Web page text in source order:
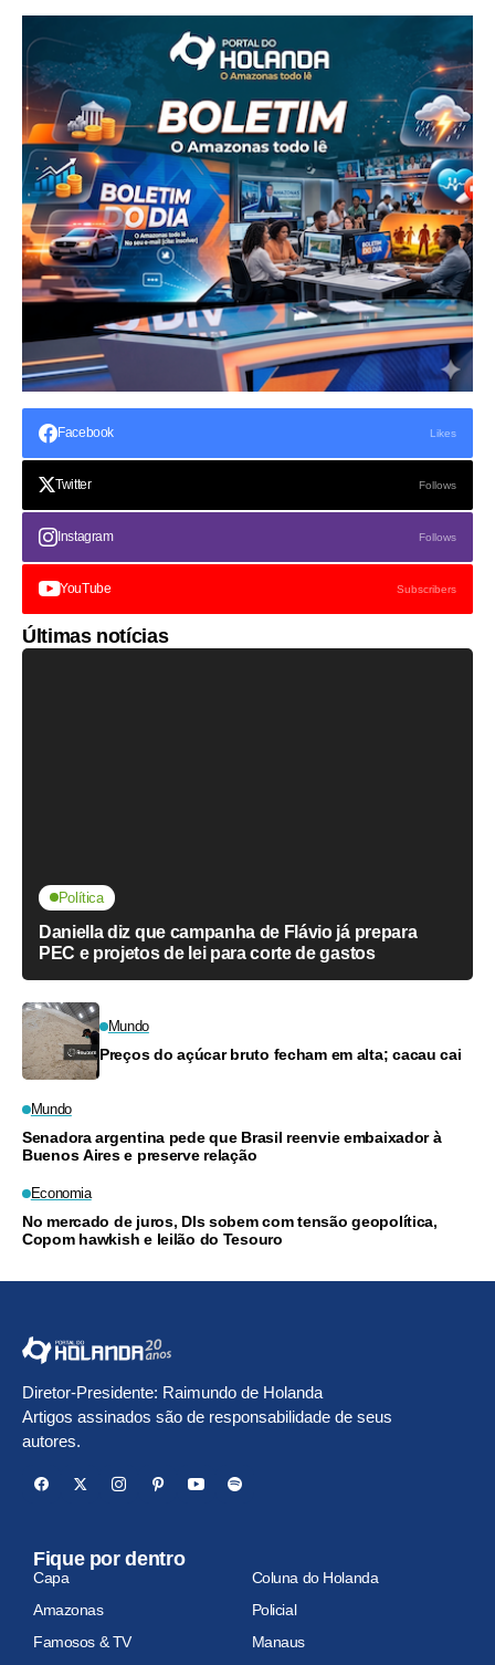
Facebook Likes
Twitter Follows
Instagram Follows
YouTube Subscribers
Últimas notícias
Política
Daniella diz que campanha de Flávio já prepara
PEC e projetos de lei para corte de gastos
Mundo
Preços do açúcar bruto fecham em alta; cacau cai
Mundo
Senadora argentina pede que Brasil reenvie embaixador à
Buenos Aires e preserve relação
Economia
No mercado de juros, DIs sobem com tensão geopolítica,
Copom hawkish e leilão do Tesouro
Diretor-Presidente: Raimundo de Holanda
Artigos assinados são de responsabilidade de seus
autores.
Fique por dentro
Capa
Coluna do Holanda
Amazonas
Policial
Famosos & TV
Manaus